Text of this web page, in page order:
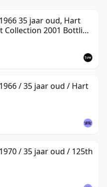
35 jaar oud, Hart
Collection 2001 Bottling
/ 35 jaar oud / Hart
/ 35 jaar oud / 125th